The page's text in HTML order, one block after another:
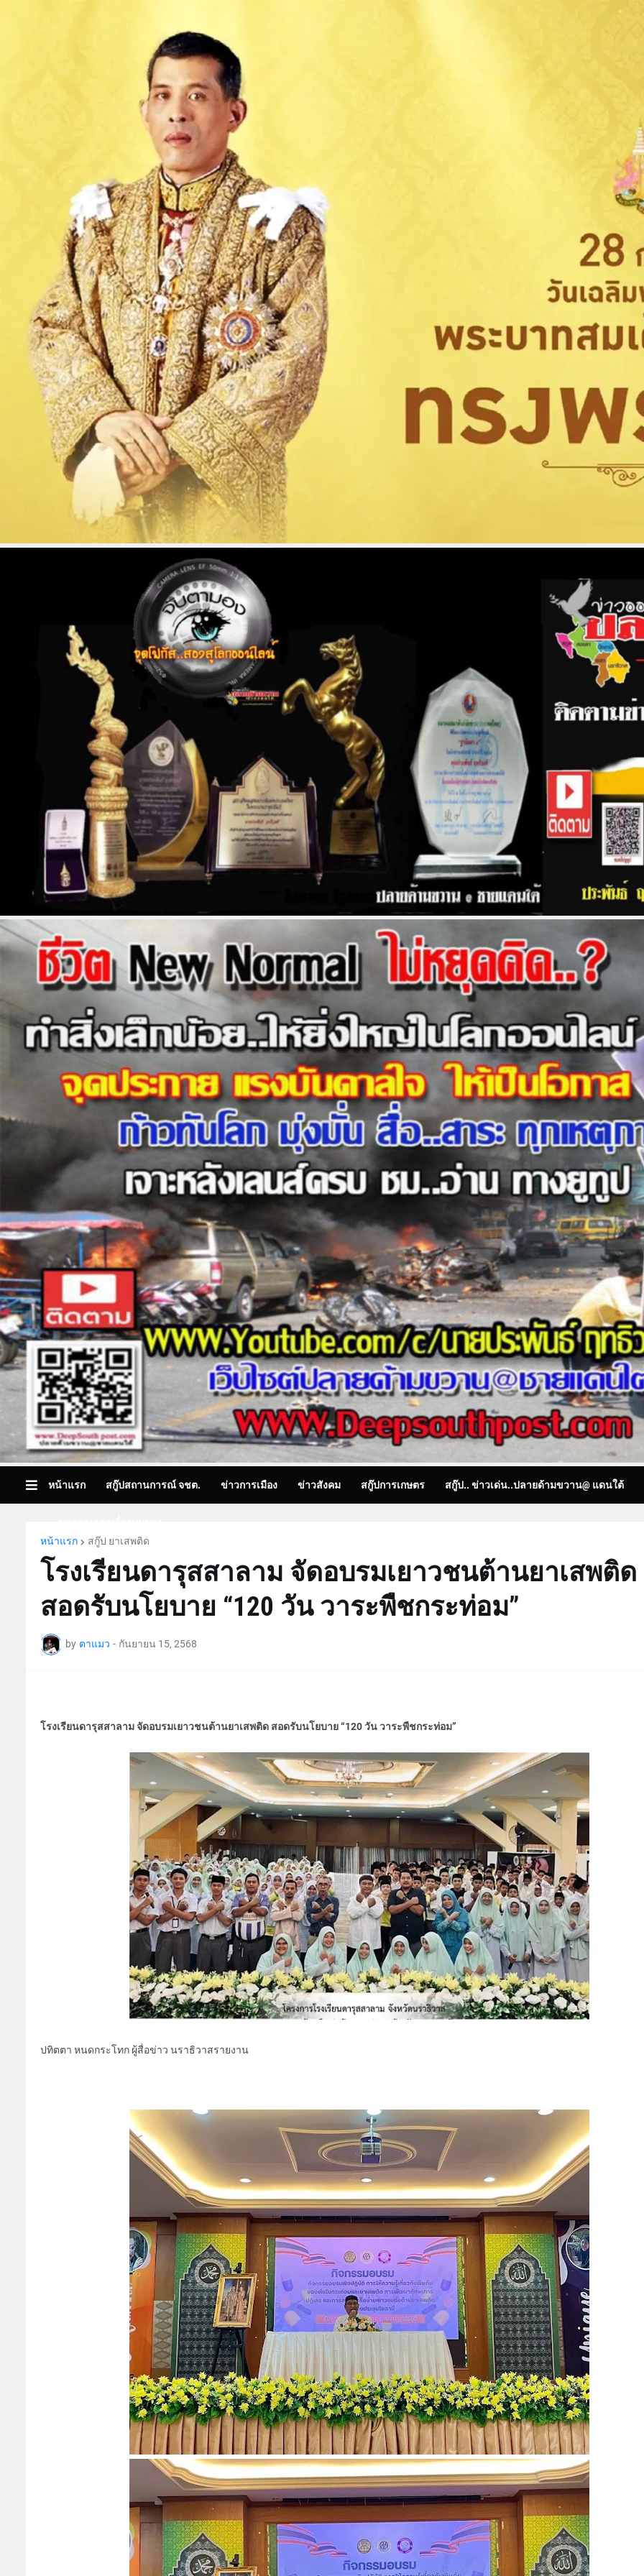
หน้าแรก สกู๊ปสถานการณ์ จชต. ข่าวการเมือง ข่าวสังคม สกู๊ปการเกษตร สกู๊ป.. ข่าวเด่น..ปลายด้ามขวาน@ แดนใต้
หน้าแรก
สกู๊ป ยาเสพติด
โรงเรียนดารุสสาลาม จัดอบรมเยาวชนต้านยาเสพติด
สอดรับนโยบาย “120 วัน วาระพืชกระท่อม”
by ตาแมว - กันยายน 15, 2568
โรงเรียนดารุสสาลาม จัดอบรมเยาวชนต้านยาเสพติด สอดรับนโยบาย “120 วัน วาระพืชกระท่อม”
ปทิตตา หนดกระโทก ผู้สื่อข่าว นราธิวาสรายงาน